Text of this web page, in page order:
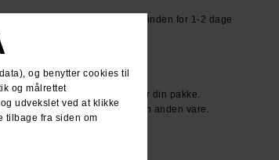
PostNord for kr 39.- Sendes inden for 1-2 dage
KØB OVER KR. 600.-
fra den dag du modtager din pakke.
penge retur eller vi bytter til en anden vare.
her.